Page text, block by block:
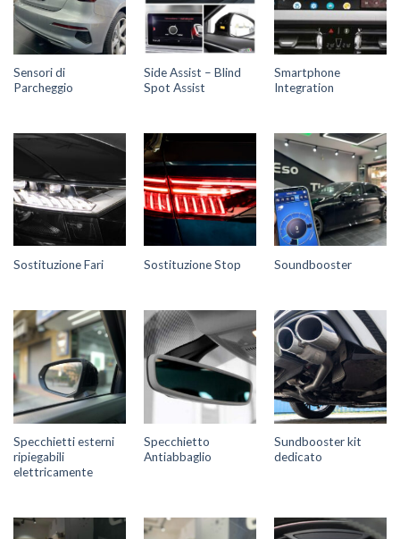
Sensori di
Parcheggio
Side Assist – Blind
Spot Assist
Smartphone
Integration
Sostituzione Fari Sostituzione Stop Soundbooster
Specchietti esterni
ripiegabili
elettricamente
Specchietto
Antiabbaglio
Sundbooster kit
dedicato